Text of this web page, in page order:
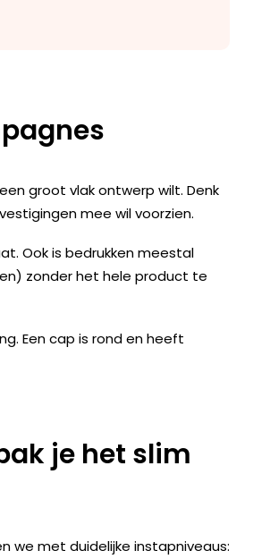
groot vlak ontwerp wilt. Denk
mee wil voorzien.
Ook is bedrukken meestal
zonder het hele product te
Een cap is rond en heeft
je het slim
we met duidelijke instapniveaus: